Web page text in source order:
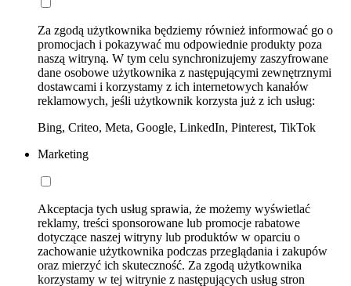
Za zgodą użytkownika będziemy również informować go o
promocjach i pokazywać mu odpowiednie produkty poza
naszą witryną. W tym celu synchronizujemy zaszyfrowane
dane osobowe użytkownika z następującymi zewnętrznymi
dostawcami i korzystamy z ich internetowych kanałów
reklamowych, jeśli użytkownik korzysta już z ich usług:
Bing, Criteo, Meta, Google, LinkedIn, Pinterest, TikTok
Marketing
Akceptacja tych usług sprawia, że możemy wyświetlać
reklamy, treści sponsorowane lub promocje rabatowe
dotyczące naszej witryny lub produktów w oparciu o
zachowanie użytkownika podczas przeglądania i zakupów
oraz mierzyć ich skuteczność. Za zgodą użytkownika
korzystamy w tej witrynie z następujących usług stron